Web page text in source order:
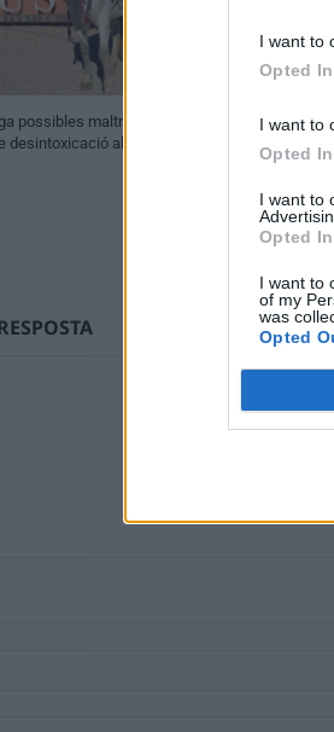
I want to
Opted In
I want to
Opted In
I want to
Opted In
I want to
of my
was
Opted
possibles maltractes
desintoxicació al
Dos
furguen en una
d’agressions amb